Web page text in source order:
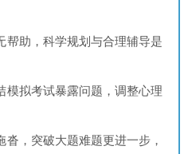
帮助，科学规划与合理辅导是
模拟考试暴露问题，调整心理
，突破大题难题更进一步，